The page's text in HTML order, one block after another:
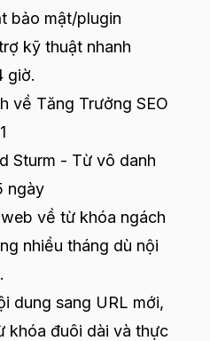
bảo mật/plugin
kỹ thuật nhanh
giờ.
về Tăng Trưởng SEO
Sturm - Từ vô danh
ngày
về từ khóa ngách
nhiều tháng dù nội
dung sang URL mới,
khóa đuôi dài và thực